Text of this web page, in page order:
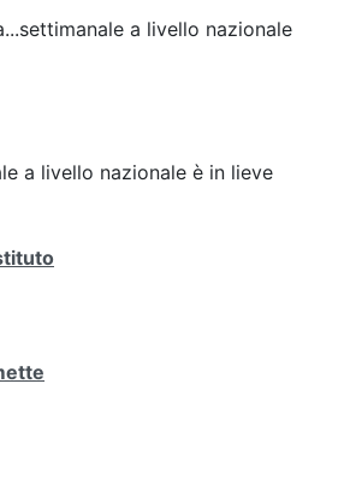
a livello nazionale
a livello nazionale è in lieve